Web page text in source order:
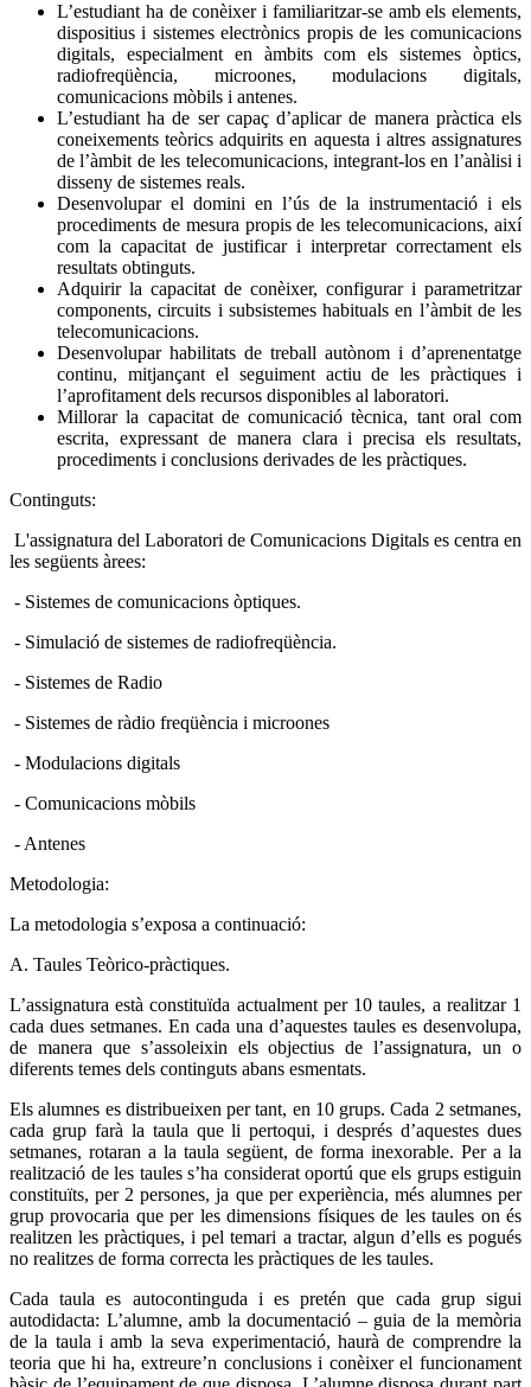
L’estudiant ha de conèixer i familiaritzar-se amb els elements,
dispositius i sistemes electrònics propis de les comunicacions
digitals, especialment en àmbits com els sistemes òptics,
radiofreqüència, microones, modulacions digitals,
comunicacions mòbils i antenes.
L’estudiant ha de ser capaç d’aplicar de manera pràctica els
coneixements teòrics adquirits en aquesta i altres assignatures
de l’àmbit de les telecomunicacions, integrant-los en l’anàlisi i
disseny de sistemes reals.
Desenvolupar el domini en l’ús de la instrumentació i els
procediments de mesura propis de les telecomunicacions, així
com la capacitat de justificar i interpretar correctament els
resultats obtinguts.
Adquirir la capacitat de conèixer, configurar i parametritzar
components, circuits i subsistemes habituals en l’àmbit de les
telecomunicacions.
Desenvolupar habilitats de treball autònom i d’aprenentatge
continu, mitjançant el seguiment actiu de les pràctiques i
l’aprofitament dels recursos disponibles al laboratori.
Millorar la capacitat de comunicació tècnica, tant oral com
escrita, expressant de manera clara i precisa els resultats,
procediments i conclusions derivades de les pràctiques.
Continguts:
L'assignatura del Laboratori de Comunicacions Digitals es centra en
les següents àrees:
- Sistemes de comunicacions òptiques.
- Simulació de sistemes de radiofreqüència.
- Sistemes de Radio
- Sistemes de ràdio freqüència i microones
- Modulacions digitals
- Comunicacions mòbils
- Antenes
Metodologia:
La metodologia s’exposa a continuació:
A. Taules Teòrico-pràctiques.
L’assignatura està constituïda actualment per 10 taules, a realitzar 1
cada dues setmanes. En cada una d’aquestes taules es desenvolupa,
de manera que s’assoleixin els objectius de l’assignatura, un o
diferents temes dels continguts abans esmentats.
Els alumnes es distribueixen per tant, en 10 grups. Cada 2 setmanes,
cada grup farà la taula que li pertoqui, i després d’aquestes dues
setmanes, rotaran a la taula següent, de forma inexorable. Per a la
realització de les taules s’ha considerat oportú que els grups estiguin
constituïts, per 2 persones, ja que per experiència, més alumnes per
grup provocaria que per les dimensions físiques de les taules on és
realitzen les pràctiques, i pel temari a tractar, algun d’ells es pogués
no realitzes de forma correcta les pràctiques de les taules.
Cada taula es autocontinguda i es pretén que cada grup sigui
autodidacta: L’alumne, amb la documentació – guia de la memòria
de la taula i amb la seva experimentació, haurà de comprendre la
teoria que hi ha, extreure’n conclusions i conèixer el funcionament